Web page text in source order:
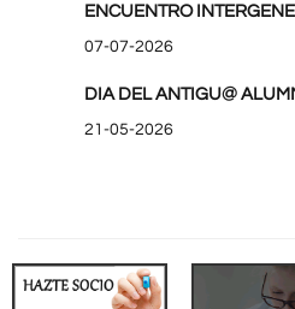
ENCUENTRO
07-07-2026
DIA DEL ANTIGU@
21-05-2026